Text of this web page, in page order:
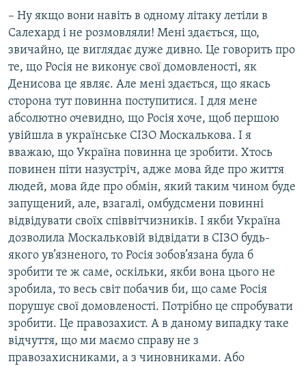
– Ну якщо вони навіть в одному літаку летіли в
Салехард і не розмовляли! Мені здається, що,
звичайно, це виглядає дуже дивно. Це говорить про
те, що Росія не виконує свої домовленості, як
Денисова це являє. Але мені здається, що якась
сторона тут повинна поступитися. І для мене
абсолютно очевидно, що Росія хоче, щоб першою
увійшла в українське СІЗО Москалькова. І я
вважаю, що Україна повинна це зробити. Хтось
повинен піти назустріч, адже мова йде про життя
людей, мова йде про обмін, який таким чином буде
запущений, але, взагалі, омбудсмени повинні
відвідувати своїх співвітчизників. І якби Україна
дозволила Москальковій відвідати в СІЗО будь-
якого ув’язненого, то Росія зобов’язана була б
зробити те ж саме, оскільки, якби вона цього не
зробила, то весь світ побачив би, що саме Росія
порушує свої домовленості. Потрібно це спробувати
зробити. Це правозахист. А в даному випадку таке
відчуття, що ми маємо справу не з
правозахисниками, а з чиновниками. Або